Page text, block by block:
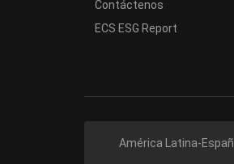
Contáctenos
ECS ESG Report
América Latina-Españ